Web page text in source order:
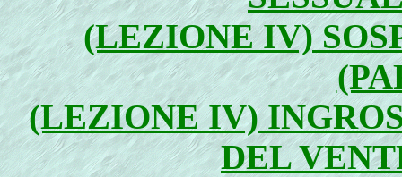
(LEZIONE IV)
(LEZIONE IV)
DEL